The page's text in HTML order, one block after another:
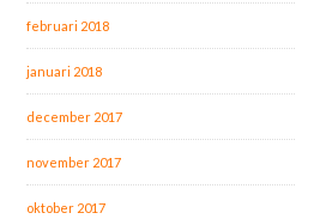
februari 2018
januari 2018
december 2017
november 2017
oktober 2017